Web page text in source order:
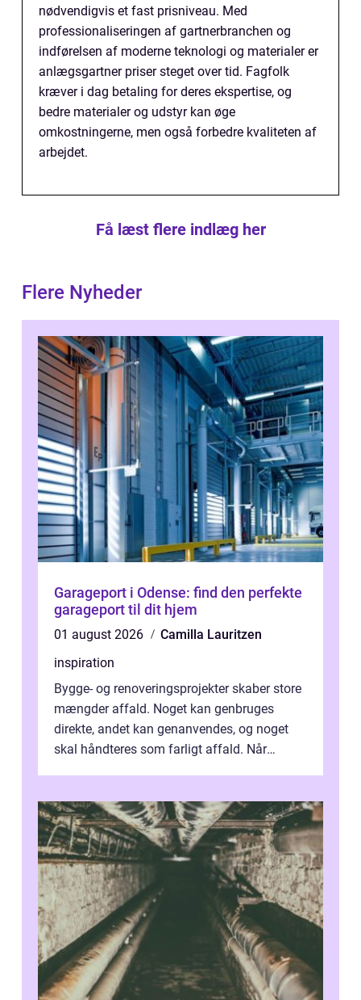
nødvendigvis et fast prisniveau. Med
professionaliseringen af gartnerbranchen og
indførelsen af moderne teknologi og materialer er
anlægsgartner priser steget over tid. Fagfolk
kræver i dag betaling for deres ekspertise, og
bedre materialer og udstyr kan øge
omkostningerne, men også forbedre kvaliteten af
arbejdet.
Få læst flere indlæg her
Flere Nyheder
Garageport i Odense: find den perfekte
garageport til dit hjem
01 august 2026
Camilla Lauritzen
inspiration
Bygge- og renoveringsprojekter skaber store
mængder affald. Noget kan genbruges
direkte, andet kan genanvendes, og noget
skal håndteres som farligt affald. Når